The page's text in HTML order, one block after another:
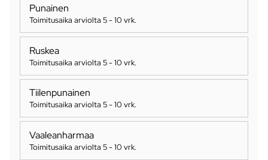
Punainen
Toimitusaika arviolta 5 - 10 vrk.
Ruskea
Toimitusaika arviolta 5 - 10 vrk.
Tiilenpunainen
Toimitusaika arviolta 5 - 10 vrk.
Vaaleanharmaa
Toimitusaika arviolta 5 - 10 vrk.